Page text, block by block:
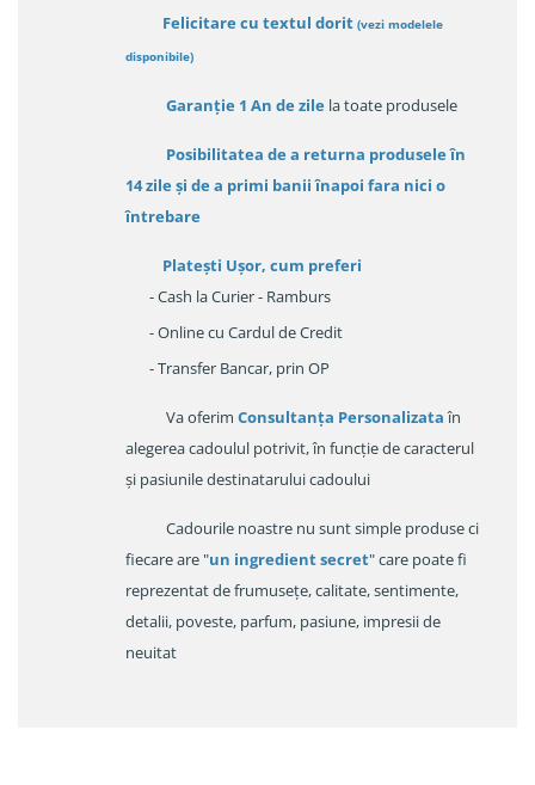
Felicitare cu textul dorit (vezi modelele
disponibile)
Garanție 1 An de zile la toate produsele
Posibilitatea de a returna produsele în
14 zileși de a primi banii înapoi fara nici o
întrebare
Platești Ușor, cum preferi
- Cash la Curier - Ramburs
- Online cu Cardul de Credit
- Transfer Bancar, prin OP
Va oferim Consultanța Personalizataîn
alegerea cadoulul potrivit, în funcție de caracterul
și pasiunile destinatarului cadoului
Cadourile noastre nu sunt simple produse ci
fiecare are "un ingredient secret" care poate fi
reprezentat de frumusețe, calitate, sentimente,
detalii, poveste, parfum, pasiune, impresii de
neuitat